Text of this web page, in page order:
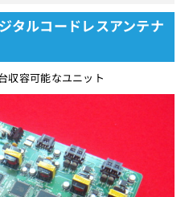
タルコードレスアンテナ
収容可能なユニット